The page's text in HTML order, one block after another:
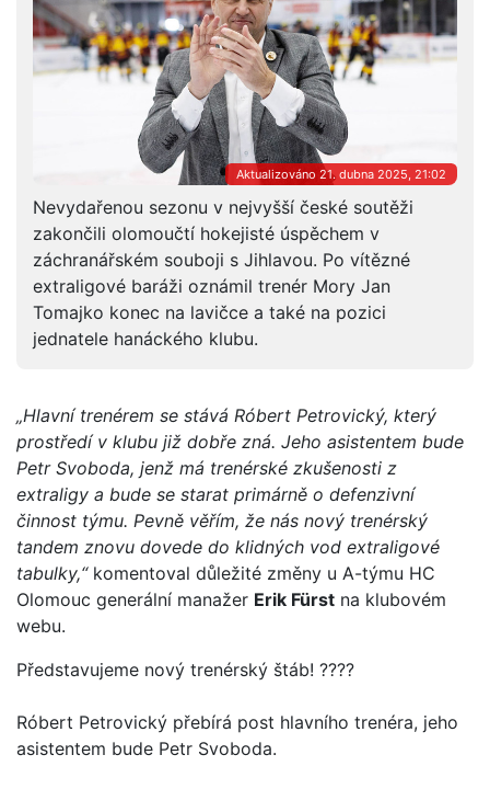
Aktualizováno 21. dubna 2025, 21:02
Nevydařenou sezonu v nejvyšší české soutěži
zakončili olomoučtí hokejisté úspěchem v
záchranářském souboji s Jihlavou. Po vítězné
extraligové baráži oznámil trenér Mory Jan
Tomajko konec na lavičce a také na pozici
jednatele hanáckého klubu.
„Hlavní trenérem se stává Róbert Petrovický, který
prostředí v klubu již dobře zná. Jeho asistentem bude
Petr Svoboda, jenž má trenérské zkušenosti z
extraligy a bude se starat primárně o defenzivní
činnost týmu. Pevně věřím, že nás nový trenérský
tandem znovu dovede do klidných vod extraligové
tabulky,“komentoval důležité změny u A-týmu HC
Olomouc generální manažer Erik Fürst na klubovém
webu.
Představujeme nový trenérský štáb! ????
Róbert Petrovický přebírá post hlavního trenéra, jeho
asistentem bude Petr Svoboda.